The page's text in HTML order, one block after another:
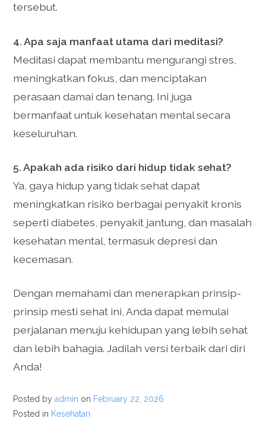
tersebut.
4. Apa saja manfaat utama dari meditasi?
Meditasi dapat membantu mengurangi stres,
meningkatkan fokus, dan menciptakan
perasaan damai dan tenang. Ini juga
bermanfaat untuk kesehatan mental secara
keseluruhan.
5. Apakah ada risiko dari hidup tidak sehat?
Ya, gaya hidup yang tidak sehat dapat
meningkatkan risiko berbagai penyakit kronis
seperti diabetes, penyakit jantung, dan masalah
kesehatan mental, termasuk depresi dan
kecemasan.
Dengan memahami dan menerapkan prinsip-
prinsip mesti sehat ini, Anda dapat memulai
perjalanan menuju kehidupan yang lebih sehat
dan lebih bahagia. Jadilah versi terbaik dari diri
Anda!
Posted byadmin on February 22, 2026
Posted in Kesehatan